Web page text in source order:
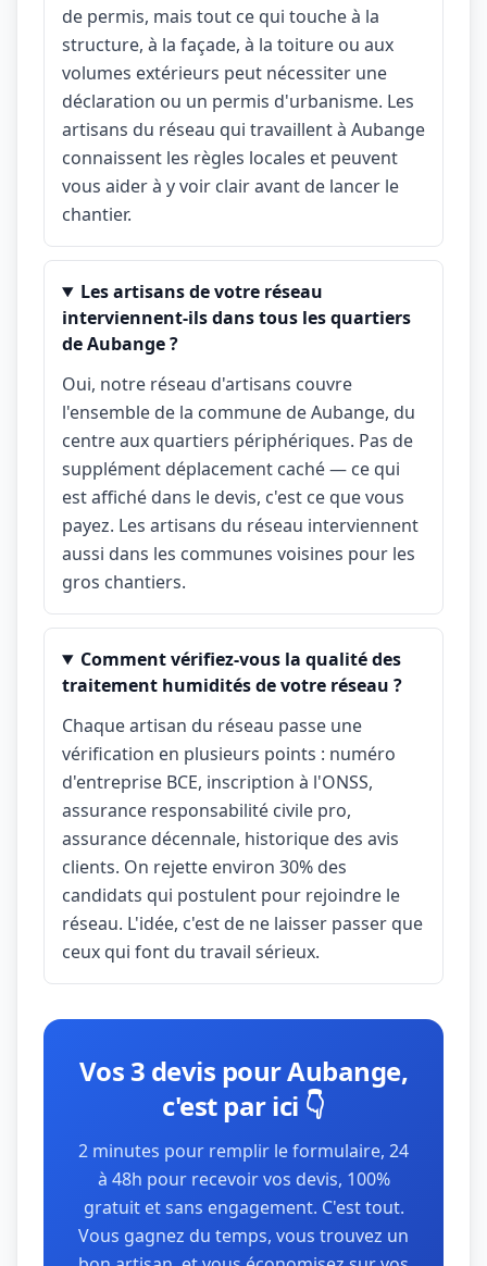
de permis, mais tout ce qui touche à la
structure, à la façade, à la toiture ou aux
volumes extérieurs peut nécessiter une
déclaration ou un permis d'urbanisme. Les
artisans du réseau qui travaillent à Aubange
connaissent les règles locales et peuvent
vous aider à y voir clair avant de lancer le
chantier.
Les artisans de votre réseau
interviennent-ils dans tous les quartiers
de Aubange ?
Oui, notre réseau d'artisans couvre
l'ensemble de la commune de Aubange, du
centre aux quartiers périphériques. Pas de
supplément déplacement caché — ce qui
est affiché dans le devis, c'est ce que vous
payez. Les artisans du réseau interviennent
aussi dans les communes voisines pour les
gros chantiers.
Comment vérifiez-vous la qualité des
traitement humidités de votre réseau ?
Chaque artisan du réseau passe une
vérification en plusieurs points : numéro
d'entreprise BCE, inscription à l'ONSS,
assurance responsabilité civile pro,
assurance décennale, historique des avis
clients. On rejette environ 30% des
candidats qui postulent pour rejoindre le
réseau. L'idée, c'est de ne laisser passer que
ceux qui font du travail sérieux.
Vos 3 devis pour Aubange,
c'est par ici 👇
2 minutes pour remplir le formulaire, 24
à 48h pour recevoir vos devis, 100%
gratuit et sans engagement. C'est tout.
Vous gagnez du temps, vous trouvez un